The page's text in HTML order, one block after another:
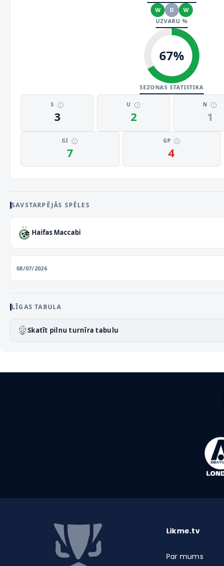
W
D
W
UZVARU %
67%
SEZONAS STATISTIKA
S
3
U
2
N
1
GI
7
GP
4
SAVSTARPĒJĀS SPĒLES
Haifas Maccabi
08/07/2026
LĪGAS TABULA
Skatīt pilnu turnīra tabulu
Likme.tv
Par mums